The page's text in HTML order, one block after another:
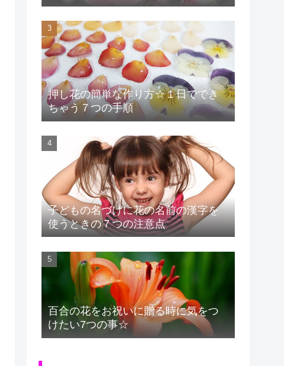
押し花の簡単な作り方☆１日ででき
ちゃう７つの手順
子どもの名づけに花の名前の漢字を
使うときの７つの注意点
百合の花をお祝いに贈る時に気をつ
けたい7つの事☆